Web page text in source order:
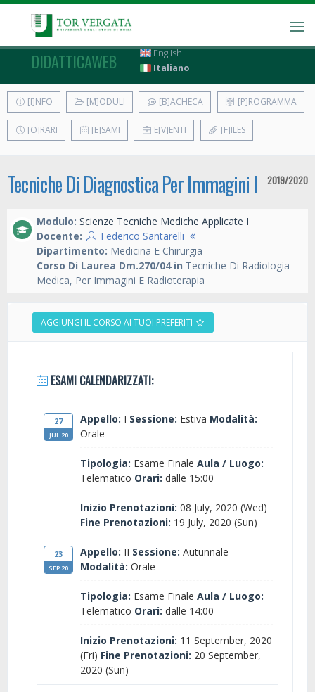
DIDATTICAWEB
English
Italiano
[I]NFO [M]ODULI [B]ACHECA [P]ROGRAMMA
[O]RARI [E]SAMI E[V]ENTI [F]ILES
Tecniche Di Diagnostica Per Immagini I 2019/2020
Modulo: Scienze Tecniche Mediche Applicate I
Docente:
Federico Santarelli
Dipartimento: Medicina E Chirurgia
Corso Di Laurea Dm.270/04 in Tecniche Di Radiologia
Medica, Per Immagini E Radioterapia
AGGIUNGI IL CORSO AI TUOI PREFERITI
ESAMI CALENDARIZZATI:
27
JUL 20
Appello: I Sessione: Estiva Modalità:
Orale
Tipologia: Esame Finale Aula / Luogo:
Telematico Orari: dalle 15:00
Inizio Prenotazioni: 08 July, 2020 (Wed)
Fine Prenotazioni: 19 July, 2020 (Sun)
23
SEP 20
Appello: II Sessione: Autunnale
Modalità: Orale
Tipologia: Esame Finale Aula / Luogo:
Telematico Orari: dalle 14:00
Inizio Prenotazioni: 11 September, 2020
(Fri) Fine Prenotazioni: 20 September,
2020 (Sun)